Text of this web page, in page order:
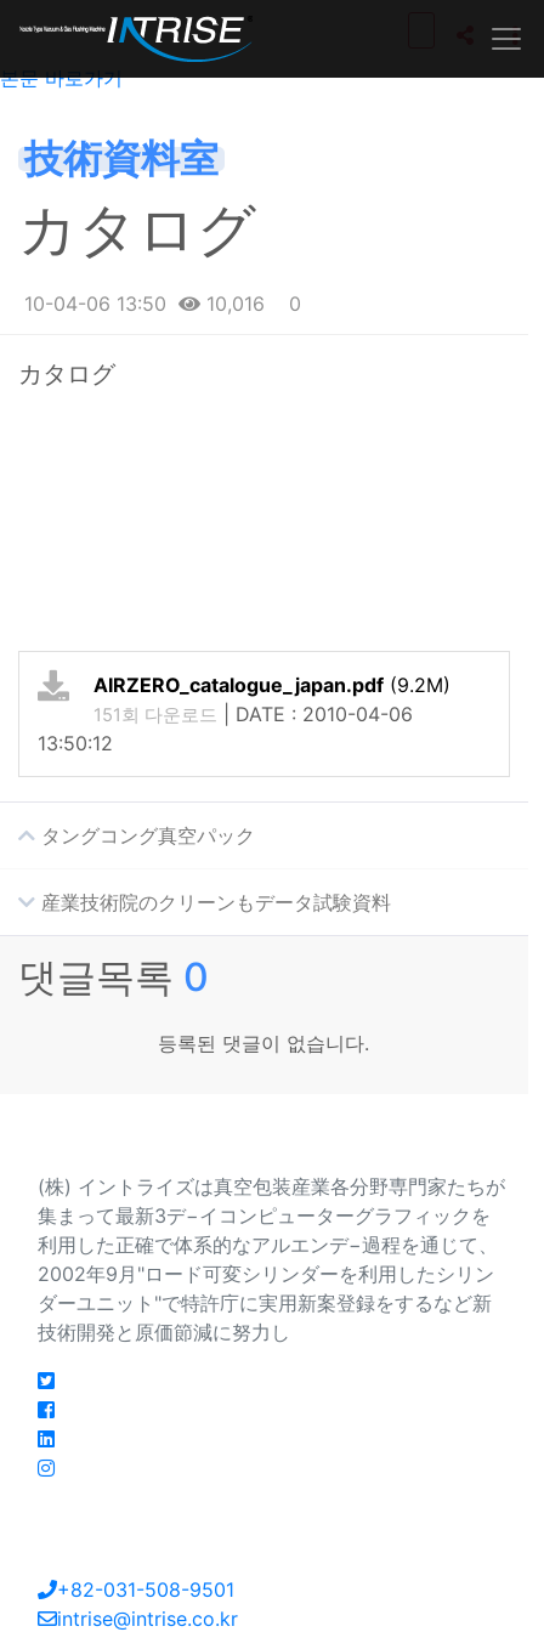
본문 바로가기
技術資料室
カタログ
10-04-06 13:50 10,016 0
본문
カタログ
AIRZERO_catalogue_japan.pdf (9.2M)
151회 다운로드
DATE : 2010-04-06
13:50:12
タングコング真空パック
産業技術院のクリーンもデータ試験資料
댓글목록 0
등록된 댓글이 없습니다.
(株) イントライズは真空包装産業各分野専門家たちが
集まって最新3デ−イコンピューターグラフィックを
利用した正確で体系的なアルエンデ−過程を通じて、
2002年9月"ロード可変シリンダーを利用したシリン
ダーユニット"で特許庁に実用新案登録をするなど新
技術開発と原価節減に努力し
+82-031-508-9501
intrise@intrise.co.kr